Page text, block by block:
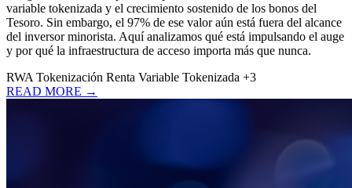
variable tokenizada y el crecimiento sostenido de los bonos del
Tesoro. Sin embargo, el 97% de ese valor aún está fuera del alcance
del inversor minorista. Aquí analizamos qué está impulsando el auge
y por qué la infraestructura de acceso importa más que nunca.
RWA Tokenización Renta Variable Tokenizada +3
READ MORE →